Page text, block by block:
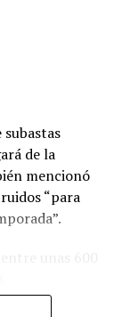
de la
mencionó
“para